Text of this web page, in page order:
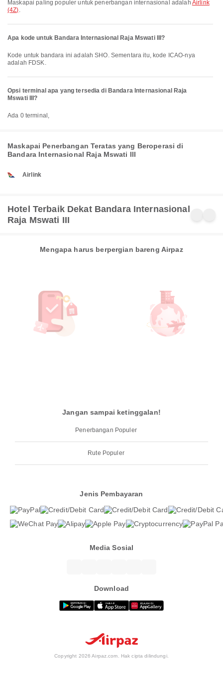
Maskapai paling populer untuk penerbangan internasional adalah Airlink
(4Z).
Apa kode untuk Bandara Internasional Raja Mswati III?
Kode untuk bandara ini adalah SHO. Sementara itu, kode ICAO-nya
adalah FDSK.
Opsi terminal apa yang tersedia di Bandara Internasional Raja
Mswati III?
Ada 0 terminal,
Maskapai Penerbangan Teratas yang Beroperasi di
Bandara Internasional Raja Mswati III
Airlink
Hotel Terbaik Dekat Bandara Internasional
Raja Mswati III
Mengapa harus berpergian bareng Airpaz
Jangan sampai ketinggalan!
Penerbangan Populer
Rute Populer
Jenis Pembayaran
Media Sosial
Download
Copyright 2026 Airpaz.com. Hak cipta dilindungi.